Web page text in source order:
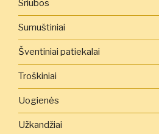
Sriubos
Sumuštiniai
Šventiniai patiekalai
Troškiniai
Uogienės
Užkandžiai